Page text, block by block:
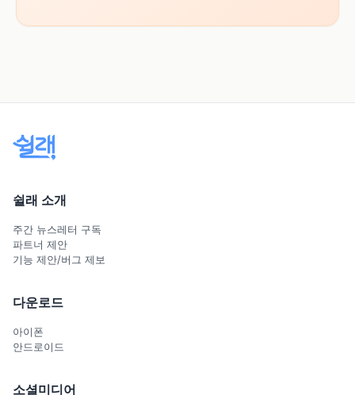
쉴래 소개
주간 뉴스레터 구독
파트너 제안
기능 제안/버그 제보
다운로드
아이폰
안드로이드
소셜미디어